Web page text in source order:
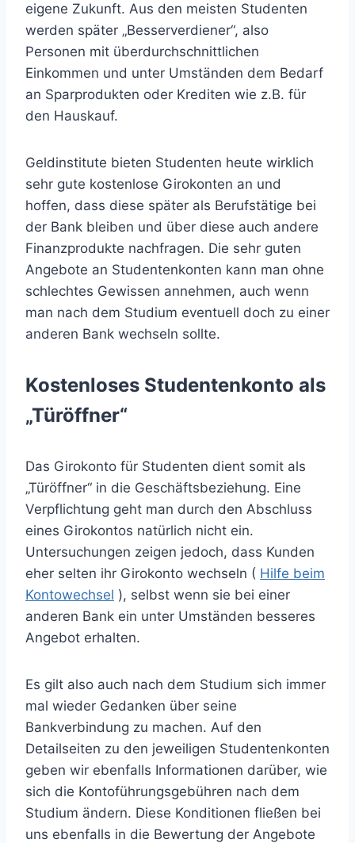
eigene Zukunft. Aus den meisten Studenten
werden später „Besserverdiener“, also
Personen mit überdurchschnittlichen
Einkommen und unter Umständen dem Bedarf
an Sparprodukten oder Krediten wie z.B. für
den Hauskauf.
Geldinstitute bieten Studenten heute wirklich
sehr gute kostenlose Girokonten an und
hoffen, dass diese später als Berufstätige bei
der Bank bleiben und über diese auch andere
Finanzprodukte nachfragen. Die sehr guten
Angebote an Studentenkonten kann man ohne
schlechtes Gewissen annehmen, auch wenn
man nach dem Studium eventuell doch zu einer
anderen Bank wechseln sollte.
Kostenloses Studentenkonto als
„Türöffner“
Das Girokonto für Studenten dient somit als
„Türöffner“ in die Geschäftsbeziehung. Eine
Verpflichtung geht man durch den Abschluss
eines Girokontos natürlich nicht ein.
Untersuchungen zeigen jedoch, dass Kunden
eher selten ihr Girokonto wechseln ( Hilfe beim
Kontowechsel ), selbst wenn sie bei einer
anderen Bank ein unter Umständen besseres
Angebot erhalten.
Es gilt also auch nach dem Studium sich immer
mal wieder Gedanken über seine
Bankverbindung zu machen. Auf den
Detailseiten zu den jeweiligen Studentenkonten
geben wir ebenfalls Informationen darüber, wie
sich die Kontoführungsgebühren nach dem
Studium ändern. Diese Konditionen fließen bei
uns ebenfalls in die Bewertung der Angebote